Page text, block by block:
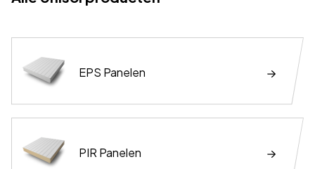
EPS Panelen
PIR Panelen